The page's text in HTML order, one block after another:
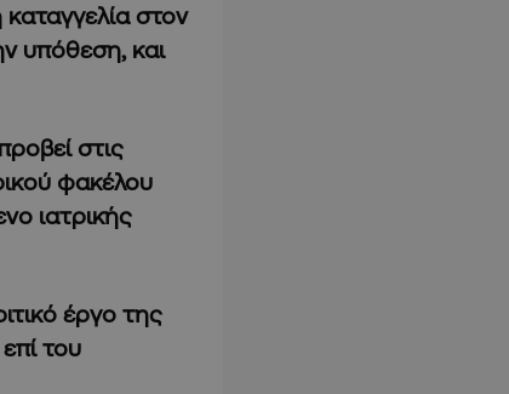
στον
υπόθεση, και
στις
φακέλου
ιατρικής
έργο της
του